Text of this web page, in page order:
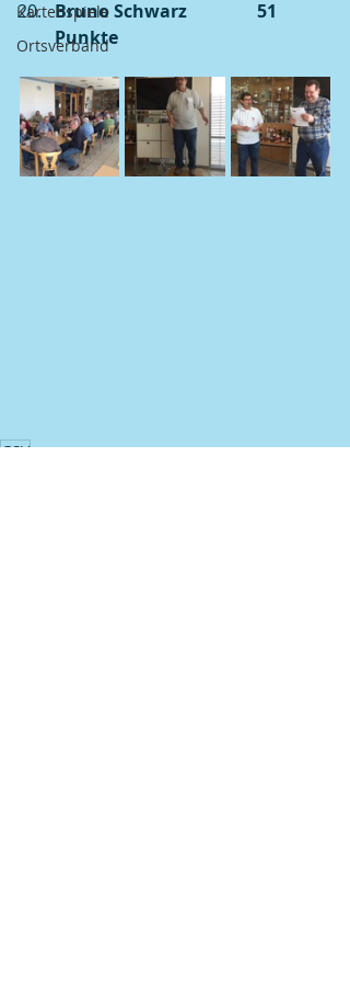
Kartenspiele
Ortsverband
Bruno Schwarz                51
Punkte
GSV